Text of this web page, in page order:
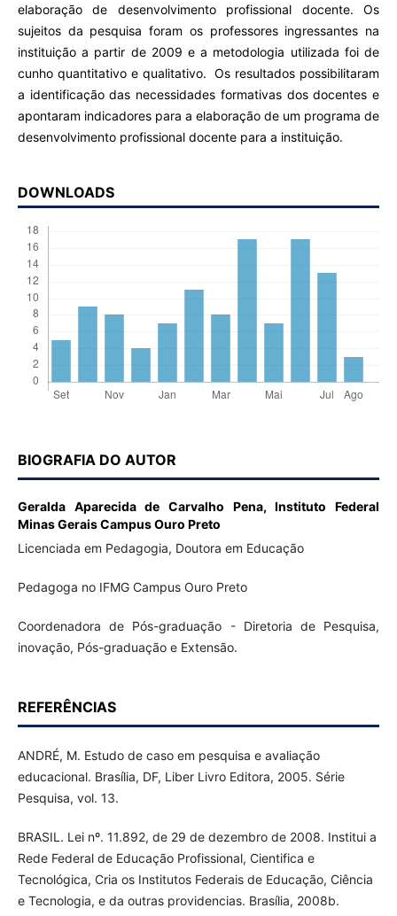
elaboração de desenvolvimento profissional docente. Os
sujeitos da pesquisa foram os professores ingressantes na
instituição a partir de 2009 e a metodologia utilizada foi de
cunho quantitativo e qualitativo. Os resultados possibilitaram
a identificação das necessidades formativas dos docentes e
apontaram indicadores para a elaboração de um programa de
desenvolvimento profissional docente para a instituição.
DOWNLOADS
BIOGRAFIA DO AUTOR
Geralda Aparecida de Carvalho Pena,Instituto Federal
Minas Gerais Campus Ouro Preto
Licenciada em Pedagogia, Doutora em Educação
Pedagoga no IFMG Campus Ouro Preto
Coordenadora de Pós-graduação - Diretoria de Pesquisa,
inovação, Pós-graduação e Extensão.
REFERÊNCIAS
ANDRÉ, M. Estudo de caso em pesquisa e avaliação
educacional. Brasília, DF, Liber Livro Editora, 2005. Série
Pesquisa, vol. 13.
BRASIL. Lei nº. 11.892, de 29 de dezembro de 2008. Institui a
Rede Federal de Educação Profissional, Cientifica e
Tecnológica, Cria os Institutos Federais de Educação, Ciência
e Tecnologia, e da outras providencias. Brasília, 2008b.